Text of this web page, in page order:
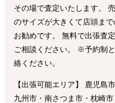
その場で査定いたします。
のサイズが大きくて店頭ま
お勧めです。 無料で出張査
ご相談ください。 ※予約制
絡ください。
【出張可能エリア】 鹿児島
九州市・南さつま市・枕崎